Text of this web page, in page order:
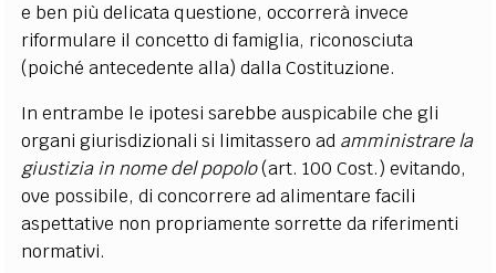
e ben più delicata questione, occorrerà invece
riformulare il concetto di famiglia, riconosciuta
(poiché antecedente alla) dalla Costituzione.
In entrambe le ipotesi sarebbe auspicabile che gli
organi giurisdizionali si limitassero ad amministrare la
giustizia in nome del popolo(art. 100 Cost.) evitando,
ove possibile, di concorrere ad alimentare facili
aspettative non propriamente sorrette da riferimenti
normativi.